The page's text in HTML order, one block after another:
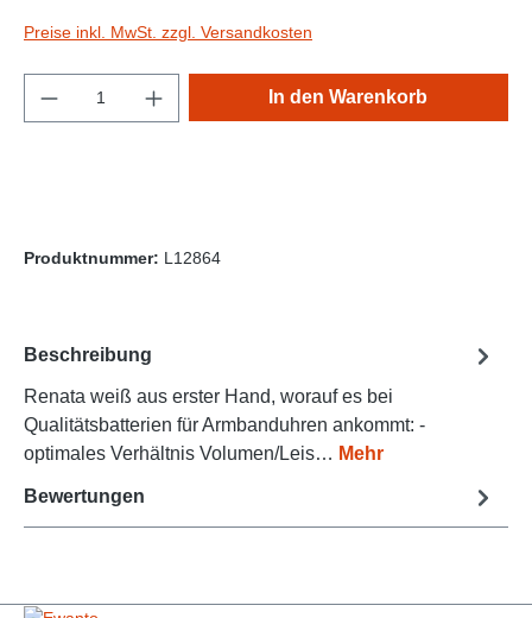
Preise inkl. MwSt. zzgl. Versandkosten
Produkt Anzahl: Gib den gewünschten
In den Warenkorb
Produktnummer: L12864
Beschreibung
Renata weiß aus erster Hand, worauf es bei
Qualitätsbatterien für Armbanduhren ankommt: -
optimales Verhältnis Volumen/Leis… Mehr
Bewertungen